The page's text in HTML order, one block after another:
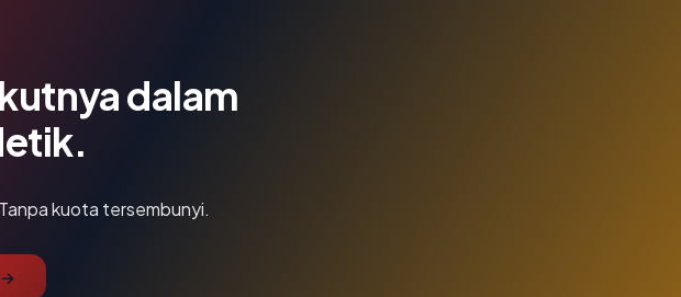
dalam
kuota tersembunyi.
→